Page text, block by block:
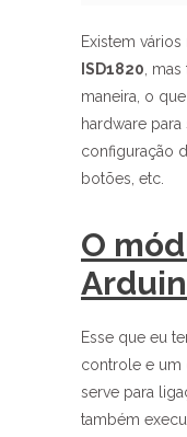
Existem
ISD1820 ,
maneira, o
hardware
configuração
botões, etc.
O
Esse que eu
controle e um
serve para
também